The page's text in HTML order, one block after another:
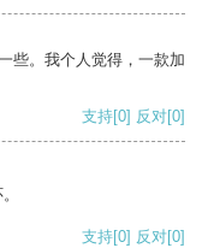
些。我个人觉得，一款加
支持[0] 反对[0]
支持[0] 反对[0]